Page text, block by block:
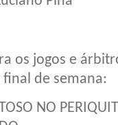
os jogos e
final de semana:
NO